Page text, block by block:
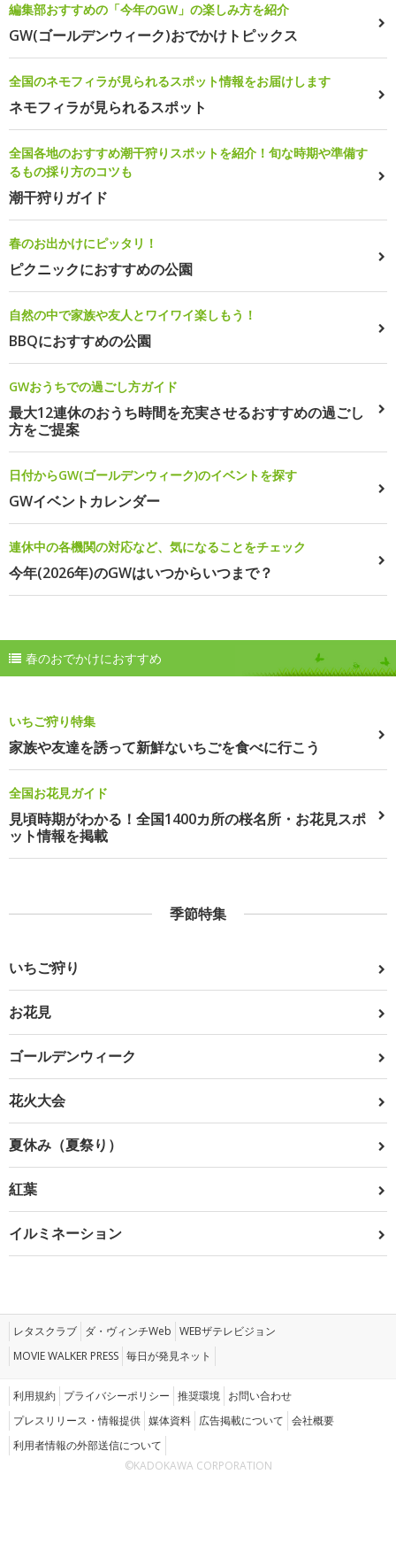
編集部おすすめの「今年のGW」の楽しみ方を紹介
GW(ゴールデンウィーク)おでかけトピックス
全国のネモフィラが見られるスポット情報をお届けします
ネモフィラが見られるスポット
全国各地のおすすめ潮干狩りスポットを紹介！旬な時期や準備す
るもの採り方のコツも
潮干狩りガイド
春のお出かけにピッタリ！
ピクニックにおすすめの公園
自然の中で家族や友人とワイワイ楽しもう！
BBQにおすすめの公園
GWおうちでの過ごし方ガイド
最大12連休のおうち時間を充実させるおすすめの過ごし
方をご提案
日付からGW(ゴールデンウィーク)のイベントを探す
GWイベントカレンダー
連休中の各機関の対応など、気になることをチェック
今年(2026年)のGWはいつからいつまで？
春のおでかけにおすすめ
いちご狩り特集
家族や友達を誘って新鮮ないちごを食べに行こう
全国お花見ガイド
見頃時期がわかる！全国1400カ所の桜名所・お花見スポ
ット情報を掲載
季節特集
いちご狩り
お花見
ゴールデンウィーク
花火大会
夏休み（夏祭り）
紅葉
イルミネーション
レタスクラブ ダ・ヴィンチWeb WEBザテレビジョン
MOVIE WALKER PRESS 毎日が発見ネット
利用規約 プライバシーポリシー 推奨環境 お問い合わせ
プレスリリース・情報提供 媒体資料 広告掲載について 会社概要
利用者情報の外部送信について
©KADOKAWA CORPORATION